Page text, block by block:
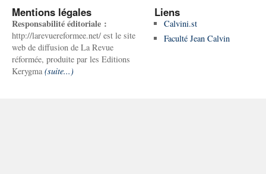
Mentions légales
Responsabilité éditoriale :
http://larevuereformee.net/ est le site
web de diffusion de La Revue
réformée, produite par les Editions
Kerygma (suite...)
Liens
Calvini.st
Faculté Jean Calvin